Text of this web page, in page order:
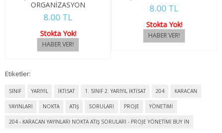
2. SINIF 3. YARIYIL KONAKLAMA İŞL
3. SINIF 5. YARIYIL KONAKLAMA İŞL
4. SINIF 7. YARIYIL KONAKLAMA İŞL
ORGANİZASYON
8.00 TL
Stokta Yok!
8.00 TL
Stokta Yok!
Etiketler:
SINIF YARIYIL İKTİSAT 1. SINIF 2. YARIYIL İKTİSAT 204 KARACAN
YAYINLARI NOKTA ATIŞ SORULARI PROJE YÖNETİMİ
204 - KARACAN YAYINLARI NOKTA ATIŞ SORULARI - PROJE YÖNETİMİ BUY IN